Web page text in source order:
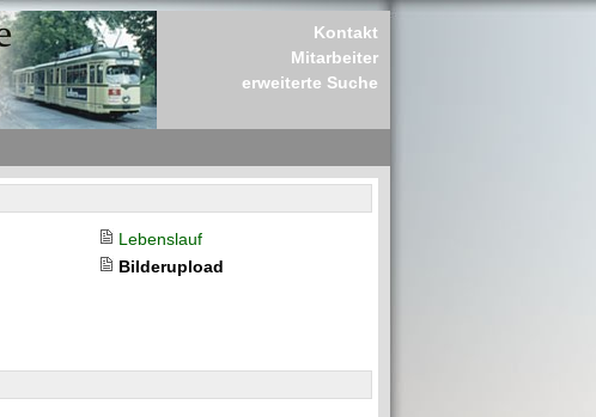
Kontakt
Mitarbeiter
erweiterte Suche
Lebenslauf
Bilderupload